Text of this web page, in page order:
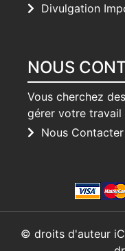
Divulgation
NOUS
Vous cherchez
gérer votre travail
Nous Contacter
© droits d'auteur